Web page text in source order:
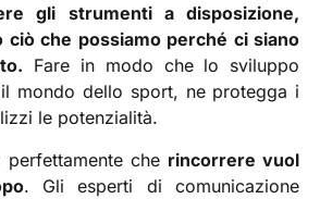
gli strumenti a disposizione,
che possiamo perché ci siano
Fare in modo che lo sviluppo
mondo dello sport, ne protegga i
le potenzialità.
che rincorrere vuol
. Gli esperti di comunicazione